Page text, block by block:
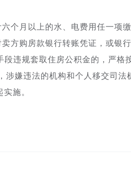
个月以上的水、电费用任一项缴
方购房款银行转账凭证，或银
段违规套取住房公积金的，严格
涉嫌违法的机构和个人移交司法
施。